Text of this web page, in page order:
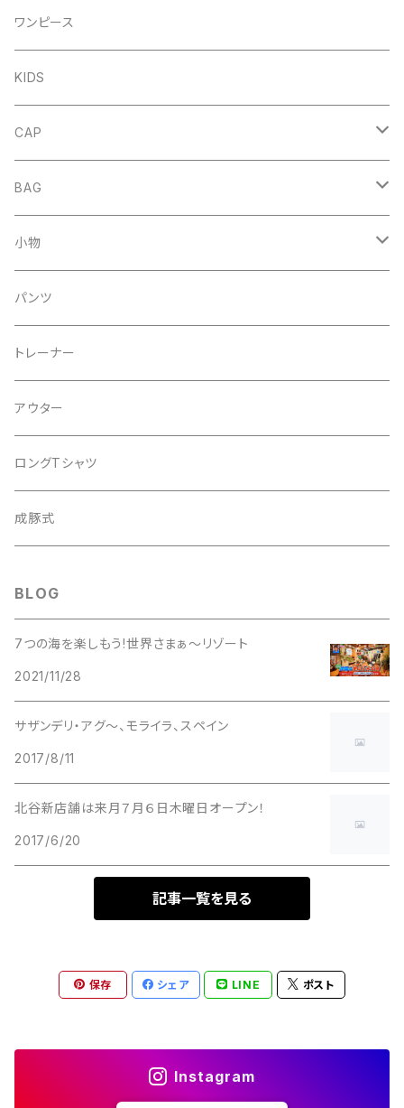
DENIM
FRENCH
ジップアップ
DENIM
FRENCH
ワンピース
KIDS
CAP
HAT
MESH CAP
BASEBALL CAP
２tone
PIGMENT
BAG
DENIM
COTTON
２WAY
SHOLDER
小物
キーホルダー
パンツ
トレーナー
アウター
ロングTシャツ
成豚式
BLOG
7つの海を楽しもう!世界さまぁ〜リゾート
2021/11/28
サザンデリ・アグ〜、モライラ、スペイン
2017/8/11
北谷新店舗は来月７月６日木曜日オープン！
2017/6/20
記事一覧を見る
保存 シェア LINE ポスト
Instagram